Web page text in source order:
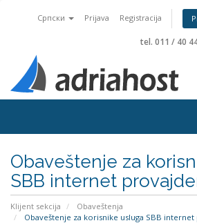
Српски Prijava Registracija
tel. 011 / 40
Obaveštenje za
SBB internet
Klijent sekcija
Obaveštenja
Obaveštenje za korisnike usluga SBB